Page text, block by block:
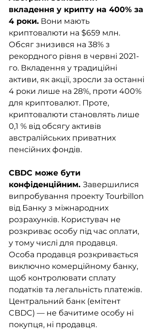
вкладення у крипту на 400% за
4 роки. Вони мають
криптовалюти на $659 млн.
Обсяг знизився на 38% з
рекордного рівня в червні 2021-
го. Вкладення у традиційні
активи, як акції, зросли за останні
4 роки лише на 28%, проти 400%
для криптовалют. Проте,
криптовалюти становлять лише
0,1 % від обсягу активів
австралійських приватних
пенсійних фондів.
CBDC може бути
конфіденційним. Завершилися
випробування проекту Tourbillon
від Банку з міжнародних
розрахунків. Користувач не
розкриває особу під час оплати,
у тому числі для продавця.
Особа продавця розкривається
виключно комерційному банку,
щоб контролювати сплату
податків та легальність платежів.
Центральний банк (емітент
CBDC) — не бачитиме особу ні
покупця, ні продавця.